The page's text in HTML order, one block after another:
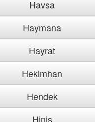
Havsa
Haymana
Hayrat
Hekimhan
Hendek
Hinis